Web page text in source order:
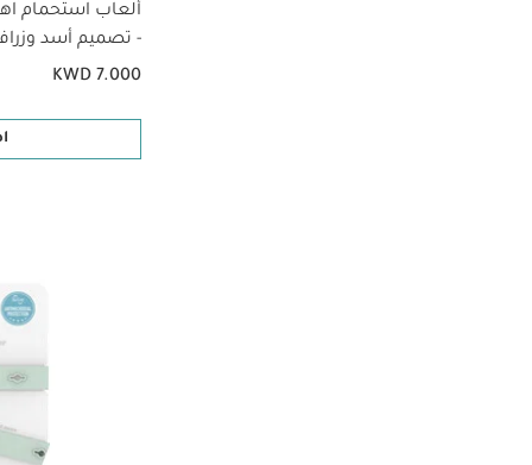
ألعاب استحمام
- تصميم أسد
KWD 7.000